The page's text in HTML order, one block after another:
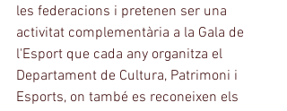
les federacions i pretenen ser una
activitat complementària a la Gala de
l'Esport que cada any organitza el
Departament de Cultura, Patrimoni i
Esports, on també es reconeixen els